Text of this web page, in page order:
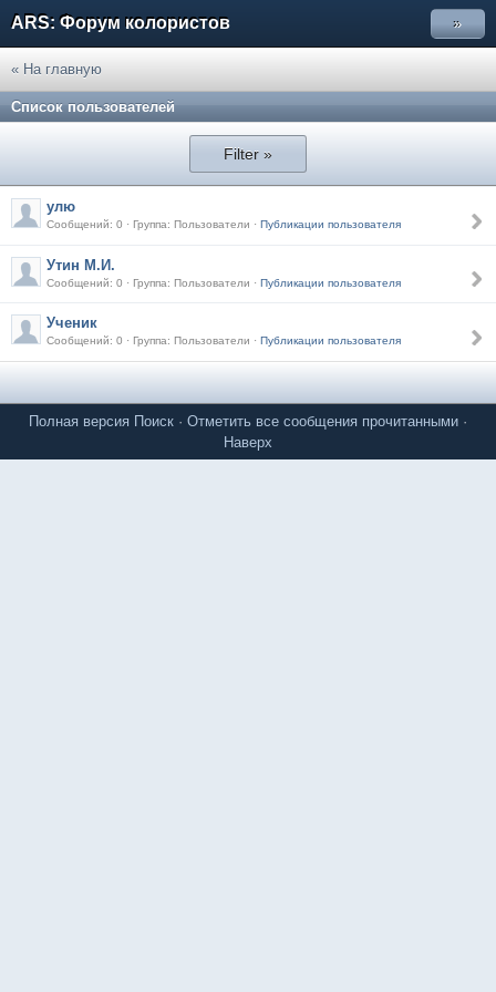
ARS: Форум колористов »
« На главную
Список пользователей
Filter »
улю
Сообщений: 0 · Группа: Пользователи · Публикации пользователя
Утин М.И.
Сообщений: 0 · Группа: Пользователи · Публикации пользователя
Ученик
Сообщений: 0 · Группа: Пользователи · Публикации пользователя
Полная версия Поиск · Отметить все сообщения прочитанными ·
Наверх